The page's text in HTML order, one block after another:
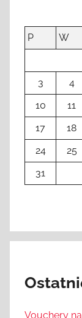
P
W
3
4
10
11
17
18
24
25
31
Vouchery